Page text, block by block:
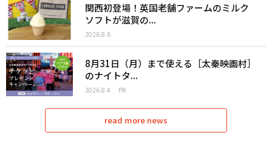
関西初登場！英国老舗ファームのミルク
ソフトが滋賀の...
2026.8.6
8月31日（月）まで使える［太秦映画村］
のナイトタ...
2026.8.4 PR
read more news